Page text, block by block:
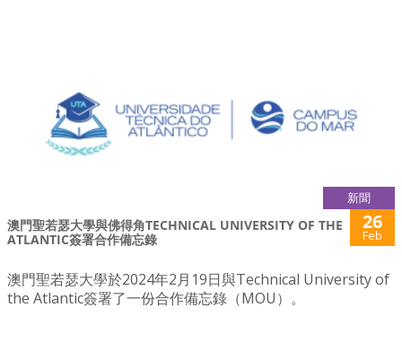
新聞
澳門聖若瑟大學與佛得角TECHNICAL UNIVERSITY OF THE
ATLANTIC簽署合作備忘錄
26
Feb
澳門聖若瑟大學於2024年2月19日與Technical University of
the Atlantic簽署了一份合作備忘錄（MOU）。